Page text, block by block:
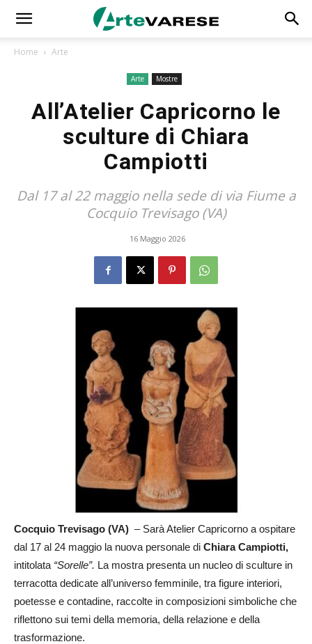
Home Arte
Arte Mostre
All’Atelier Capricorno le
sculture di Chiara
Campiotti
Dal 17 al 22 maggio nella sede di via Fiume a
Cocquio Trevisago (VA)
16 Maggio 2026
Cocquio Trevisago (VA) – Sarà Atelier Capricorno a ospitare
dal 17 al 24 maggio la nuova personale di Chiara Campiotti,
intitolata “Sorelle”. La mostra presenta un nucleo di sculture in
terracotta dedicate all’universo femminile, tra figure interiori,
poetesse e contadine, raccolte in composizioni simboliche che
riflettono sui temi della memoria, della relazione e della
trasformazione.